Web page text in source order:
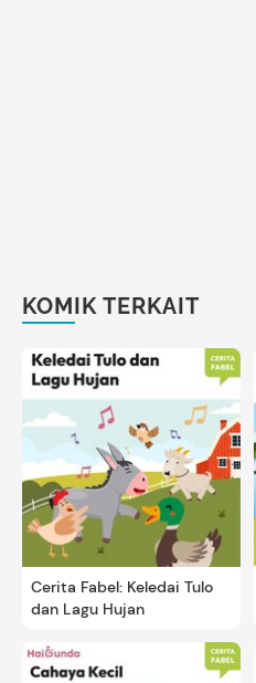
KOMIK TERKAIT
Cerita Fabel: Keledai Tulo
dan Lagu Hujan